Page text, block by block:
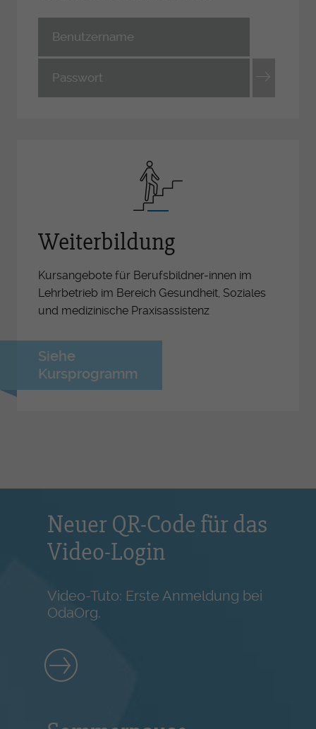
Weiterbildung
Kursangebote für Berufsbildner-innen im
Lehrbetrieb im Bereich Gesundheit, Soziales
und medizinische Praxisassistenz
Siehe
Kursprogramm
Neuer QR-Code für das
Video-Login
Video-Tuto: Erste Anmeldung bei
OdaOrg.